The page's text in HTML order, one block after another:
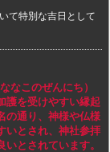
て特別な吉日として
なこのぜんにち）
護を受けやすい縁起
の通り、神様や仏様
いとされ、神社参拝
とされています。